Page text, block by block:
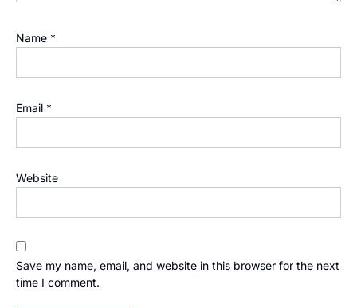
Name *
Email *
Website
Save my name, email, and website in this browser for the next
time I comment.